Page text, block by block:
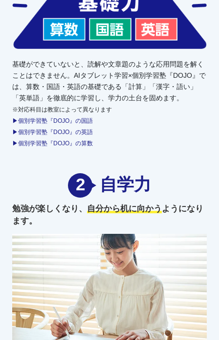
基礎ができていないと、読解や文章題のような応用問題を解く
ことはできません。AIタブレット学習×個別学習塾『DOJO』で
は、算数・国語・英語の基礎である「計算」「漢字・語い」
「英単語」を徹底的に学習し、学力の土台を固めます。
※対応科目は教室によって異なります
▶個別学習塾『DOJO』の国語
▶個別学習塾『DOJO』の英語
▶個別学習塾『DOJO』の算数
2 自学力
勉強が楽しくなり、 自分から机に向かうようになり
ます。